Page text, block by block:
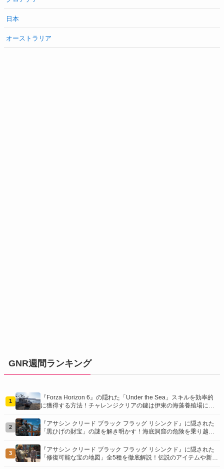
日本
オーストラリア
GNR週間ランキング
1
『Forza Horizon 6』の隠れた「Under the Sea」スキルを効率的
に獲得する方法！チャレンジクリアの鍵は伊東の海藻養殖場にあ
2
『アサシン クリード ブラック フラッグ リシンクド』に隠された
「黒ひげの財宝」の謎を解き明かす！海底洞窟の危険を乗り越
3
『アサシン クリード ブラック フラッグ リシンクド』に隠された
「修復可能な宝の地図」全5種を徹底解説！伝説のアイテムや新衣